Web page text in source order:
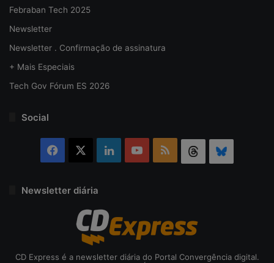
Febraban Tech 2025
Newsletter
Newsletter . Confirmação de assinatura
+ Mais Especiais
Tech Gov Fórum ES 2026
Social
Facebook LinkedinYouTubeRSS Threads
Newsletter diária
CD Express é a newsletter diária do Portal Convergência digital.